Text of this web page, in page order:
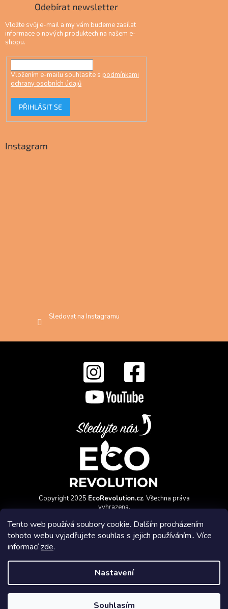
Tento web používá soubory cookie. Dalším procházením
tohoto webu vyjadřujete souhlas s jejich používáním.. Více
informacízde.
Nastavení
Souhlasím
Odebírat newsletter
Vložte svůj e-mail a my vám budeme zasílat
informace o nových produktech na našem e-
shopu.
Vložením e-mailu souhlasíte s podmínkami
ochrany osobních údajů
PŘIHLÁSIT SE
Instagram
Sledovat na Instagramu
Copyright 2025 EcoRevolution.cz. Všechna práva
vyhrazena.
Affiliate program